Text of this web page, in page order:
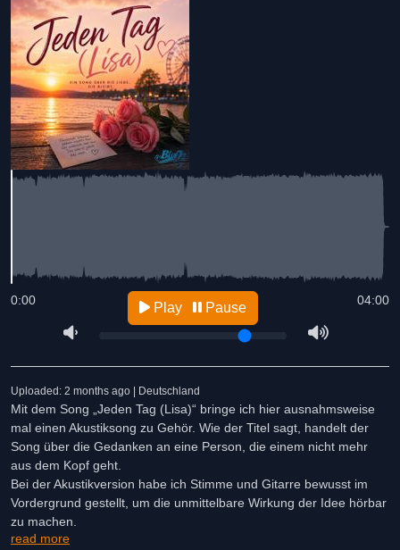
04:00
0:00 Play Pause
Uploaded: 2 months ago | Deutschland
Mit dem Song „Jeden Tag (Lisa)“ bringe ich hier ausnahmsweise
mal einen Akustiksong zu Gehör. Wie der Titel sagt, handelt der
Song über die Gedanken an eine Person, die einem nicht mehr
aus dem Kopf geht.
Bei der Akustikversion habe ich Stimme und Gitarre bewusst im
Vordergrund gestellt, um die unmittelbare Wirkung der Idee hörbar
zu machen.
read more